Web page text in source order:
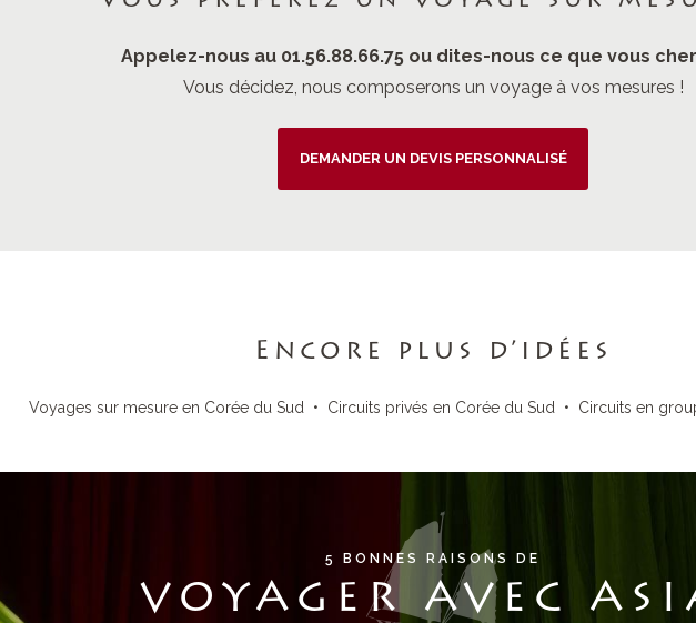
Appelez-nous au 01.56.88.66.75 ou dites-nous ce que vous
Vous décidez, nous composerons un voyage à vos mesures !
DEMANDER UN DEVIS PERSONNALISÉ
Encore plus d’idées
Voyages sur mesure en Corée du Sud • Circuits privés en Corée du Sud • Circuits en
5 BONNES RAISONS DE
VOYAGER AVEC